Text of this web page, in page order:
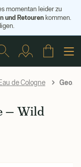
momentan leider zu
und Retourenkommen.
de Cologne Geo.
— Wild